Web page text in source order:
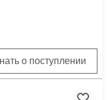
о поступлении